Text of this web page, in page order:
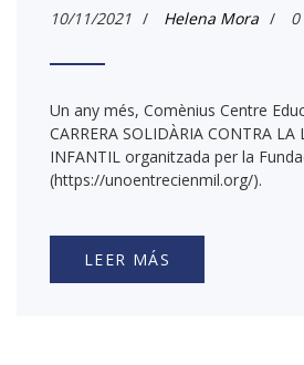
10/11/2021 / Helena Mora /
Un any més, Comènius Centre
CARRERA SOLIDÀRIA CONTRA LA
INFANTIL organitzada per la
(https://unoentrecienmil.org/).
LEER MÁS